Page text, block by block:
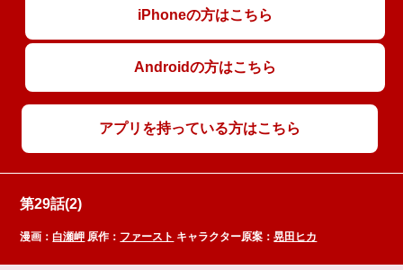
iPhoneの方はこちら
Androidの方はこちら
アプリを持っている方はこちら
第29話(2)
漫画：白瀬岬 原作： ファースト キャラクター原案：晃田ヒカ